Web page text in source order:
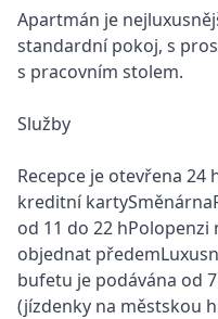
Apartmán je
standardní pokoj, s
s pracovním stolem.
Služby
Recepce je otevřena
kreditní
od 11 do 22
objednat
bufetu je podávána od
(jízdenky na městskou